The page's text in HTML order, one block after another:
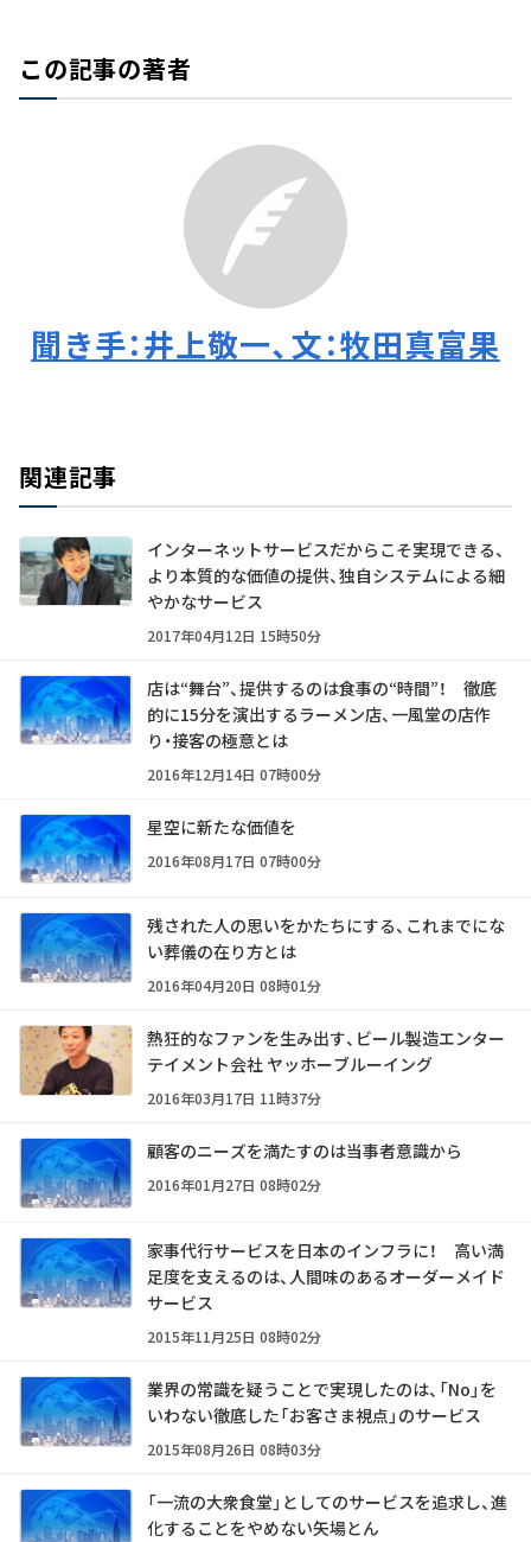
この記事の著者
聞き手：井上敬一、文：牧田真富果
関連記事
インターネットサービスだからこそ実現できる、
より本質的な価値の提供、独自システムによる細
やかなサービス
2017年04月12日 15時50分
店は“舞台”、提供するのは食事の“時間”！ 徹底
的に15分を演出するラーメン店、一風堂の店作
り・接客の極意とは
2016年12月14日 07時00分
星空に新たな価値を
2016年08月17日 07時00分
残された人の思いをかたちにする、これまでにな
い葬儀の在り方とは
2016年04月20日 08時01分
熱狂的なファンを生み出す、ビール製造エンター
テイメント会社 ヤッホーブルーイング
2016年03月17日 11時37分
顧客のニーズを満たすのは当事者意識から
2016年01月27日 08時02分
家事代行サービスを日本のインフラに！ 高い満
足度を支えるのは、人間味のあるオーダーメイド
サービス
2015年11月25日 08時02分
業界の常識を疑うことで実現したのは、「No」を
いわない徹底した「お客さま視点」のサービス
2015年08月26日 08時03分
「一流の大衆食堂」としてのサービスを追求し、進
化することをやめない矢場とん